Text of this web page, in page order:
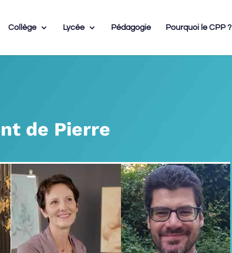
Collège Lycée Pédagogie Pourquoi le CPP ?
de Pierre